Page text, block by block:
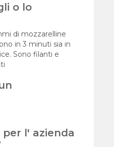
o lo
di mozzarelline
in 3 minuti sia in
Sono filanti e
l' azienda